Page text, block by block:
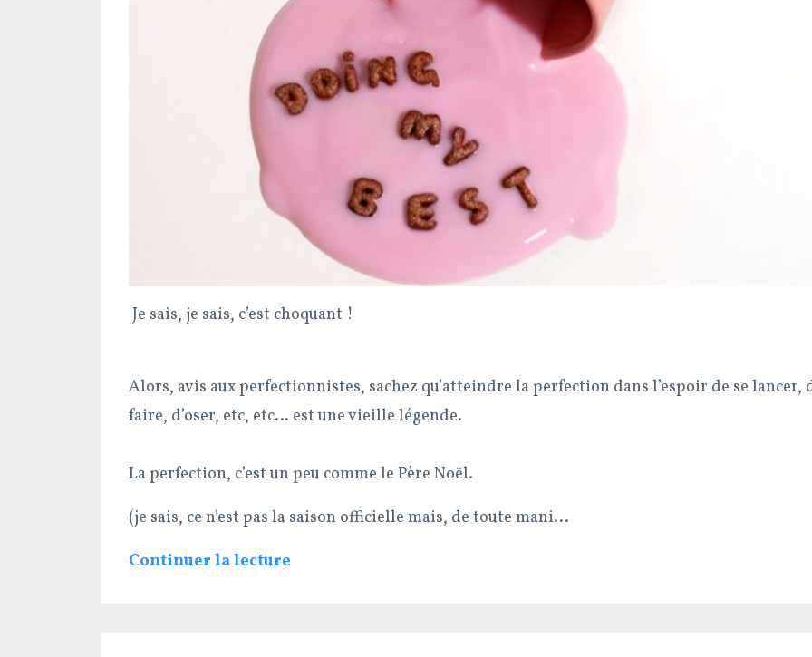
Je sais, je sais, c’est choquant !
Alors, avis aux perfectionnistes, sachez qu’atteindre la perfection dans l’espoir de se lancer,
faire, d’oser, etc, etc… est une vieille légende.
La perfection, c’est un peu comme le Père Noël.
(je sais, ce n’est pas la saison officielle mais, de toute mani...
Continuer la lecture